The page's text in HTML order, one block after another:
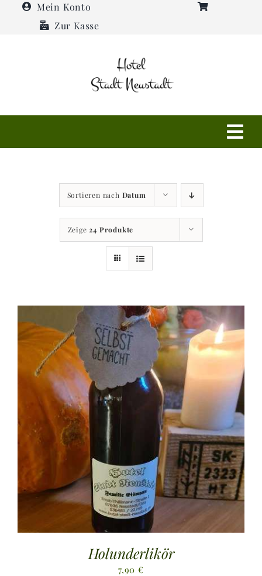
Mein Konto
Zur Kasse
Restaurant
Anfahrt + Kontakt
Sortieren nach Datum
Zeige 24 Produkte
Holunderlikör
7,90€